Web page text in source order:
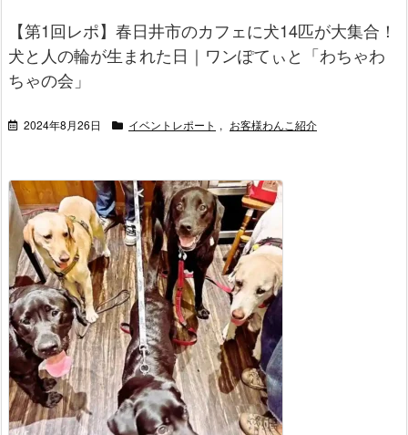
【第1回レポ】春日井市のカフェに犬14匹が大集合！
犬と人の輪が生まれた日｜ワンぽてぃと「わちゃわ
ちゃの会」
2024年8月26日 イベントレポート , お客様わんこ紹介